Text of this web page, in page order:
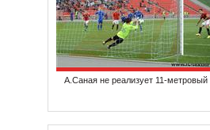
А.Саная не реализует 11-метровый